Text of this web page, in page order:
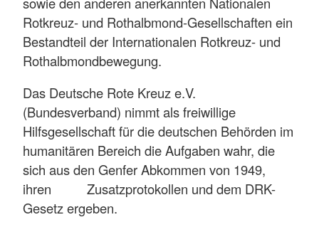
Rotkreuz- und Rothalbmond-Gesellschaften ein
Bestandteil der Internationalen Rotkreuz- und
Rothalbmondbewegung.
Das Deutsche Rote Kreuz e.V.
(Bundesverband) nimmt als freiwillige
Hilfsgesellschaft für die deutschen Behörden im
humanitären Bereich die Aufgaben wahr, die
sich aus den Genfer Abkommen von 1949,
ihren Zusatzprotokollen und dem DRK-
Gesetz ergeben.